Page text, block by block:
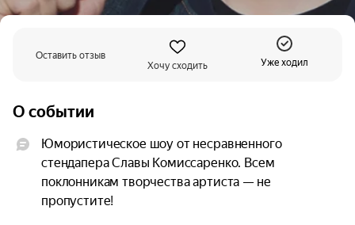
Оставить отзыв
Хочу сходить
Уже ходил
О событии
Юмористическое шоу от несравненного
стендапера Славы Комиссаренко. Всем
поклонникам творчества артиста — не
пропустите!